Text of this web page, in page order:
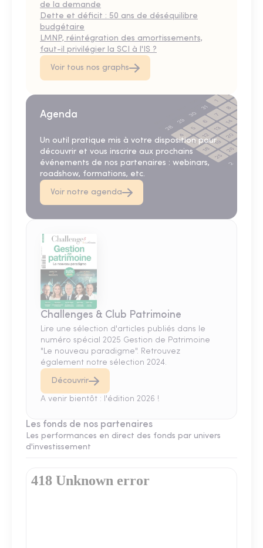
de la demande
Dette et déficit : 50 ans de déséquilibre
budgétaire
LMNP, réintégration des amortissements,
faut-il privilégier la SCI à l'IS ?
Voir tous nos graphs
Agenda
Un outil pratique mis à votre disposition pour
découvrir et vous inscrire aux prochains
événements de nos partenaires : webinars,
roadshow, formations, etc.
Voir notre agenda
Challenges & Club Patrimoine
Lire une sélection d'articles publiés dans le
numéro spécial 2025 Gestion de Patrimoine
"Le nouveau paradigme". Retrouvez
également notre sélection 2024.
Découvrir
A venir bientôt : l'édition 2026 !
Les fonds de nos partenaires
Les performances en direct des fonds par univers
d'investissement